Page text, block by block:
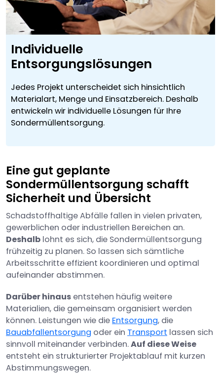
Individuelle
Entsorgungslösungen
Jedes Projekt unterscheidet sich hinsichtlich
Materialart, Menge und Einsatzbereich. Deshalb
entwickeln wir individuelle Lösungen für Ihre
Sondermüllentsorgung.
Eine gut geplante
Sondermüllentsorgung schafft
Sicherheit und Übersicht
Schadstoffhaltige Abfälle fallen in vielen privaten,
gewerblichen oder industriellen Bereichen an.
Deshalb lohnt es sich, die Sondermüllentsorgung
frühzeitig zu planen. So lassen sich sämtliche
Arbeitsschritte effizient koordinieren und optimal
aufeinander abstimmen.
Darüber hinaus entstehen häufig weitere
Materialien, die gemeinsam organisiert werden
können. Leistungen wie die Entsorgung, die
Bauabfallentsorgung oder ein Transport lassen sich
sinnvoll miteinander verbinden.Auf diese Weise
entsteht ein strukturierter Projektablauf mit kurzen
Abstimmungswegen.